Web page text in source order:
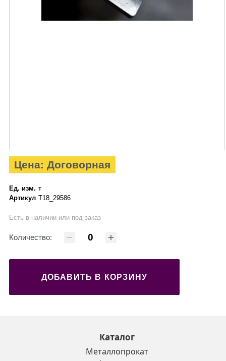
Цена: Договорная
Ед. изм. т
Артикул Т18_29586
Есть в наличии или под заказ
Количество:
ДОБАВИТЬ В КОРЗИНУ
Каталог
Металлопрокат